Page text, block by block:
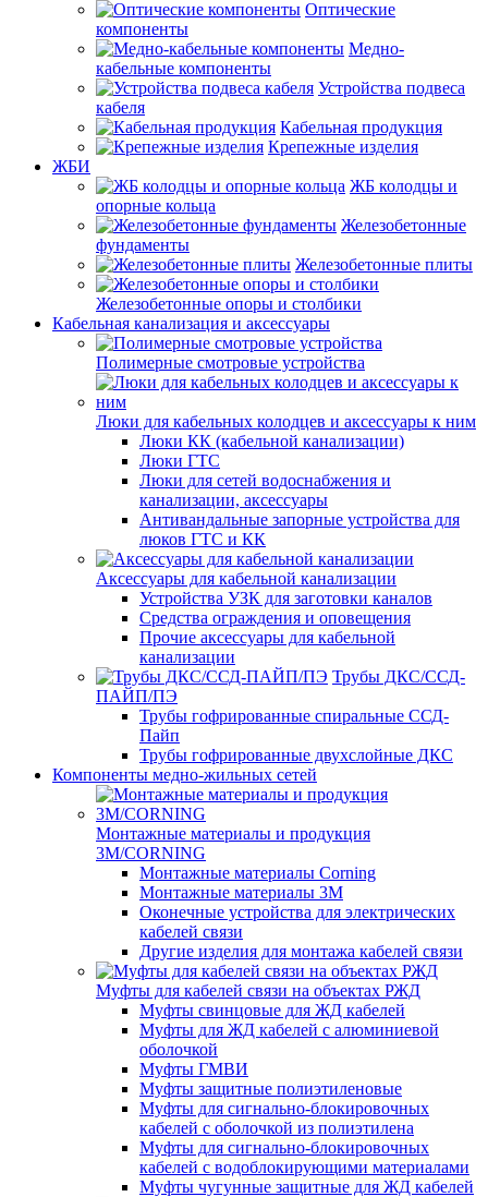
Оптические
компоненты
Медно-
кабельные компоненты
Устройства подвеса
кабеля
Кабельная продукция
Крепежные изделия
ЖБИ
ЖБ колодцы и
опорные кольца
Железобетонные
фундаменты
Железобетонные плиты
Железобетонные опоры и столбики
Кабельная канализация и аксессуары
Полимерные смотровые устройства
Люки для кабельных колодцев и аксессуары к ним
Люки КК (кабельной канализации)
Люки ГТС
Люки для сетей водоснабжения и
канализации, аксессуары
Антивандальные запорные устройства для
люков ГТС и КК
Аксессуары для кабельной канализации
Устройства УЗК для заготовки каналов
Средства ограждения и оповещения
Прочие аксессуары для кабельной
канализации
Трубы ДКС/ССД-
ПАЙП/ПЭ
Трубы гофрированные спиральные ССД-
Пайп
Трубы гофрированные двухслойные ДКС
Компоненты медно-жильных сетей
Монтажные материалы и продукция
3M/CORNING
Монтажные материалы Corning
Монтажные материалы 3M
Оконечные устройства для электрических
кабелей связи
Другие изделия для монтажа кабелей связи
Муфты для кабелей связи на объектах РЖД
Муфты свинцовые для ЖД кабелей
Муфты для ЖД кабелей с алюминиевой
оболочкой
Муфты ГМВИ
Муфты защитные полиэтиленовые
Муфты для сигнально-блокировочных
кабелей с оболочкой из полиэтилена
Муфты для сигнально-блокировочных
кабелей с водоблокирующими материалами
Муфты чугунные защитные для ЖД кабелей